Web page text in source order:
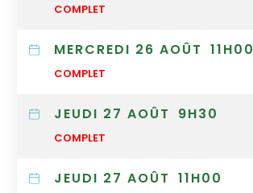
COMPLET
MERCREDI 26 AOÛT 11H00
COMPLET
JEUDI 27 AOÛT 9H30
COMPLET
JEUDI 27 AOÛT 11H00